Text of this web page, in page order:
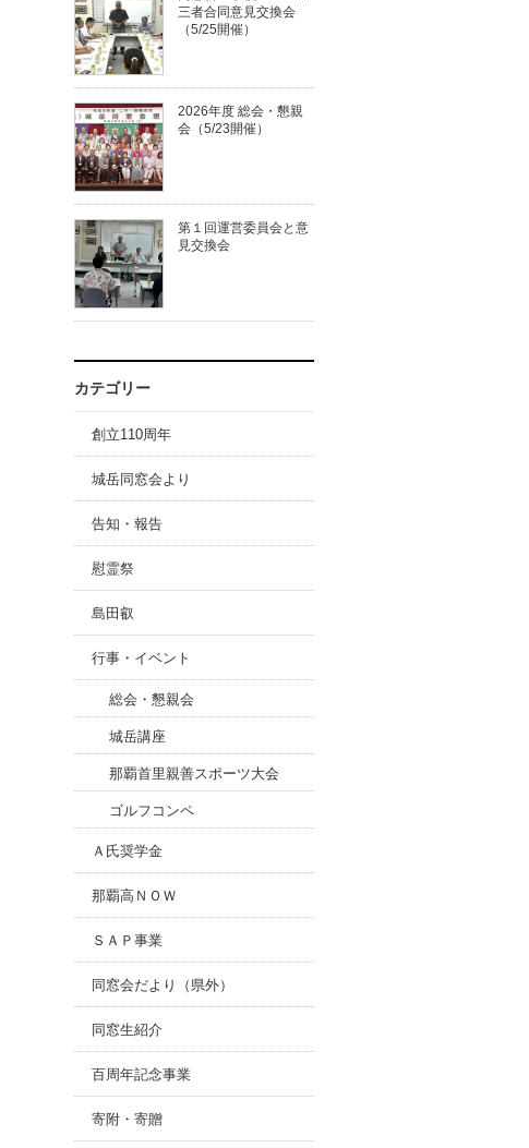
三者合同意見交換会
（5/25開催）
2026年度 総会・懇親
会（5/23開催）
第１回運営委員会と意
見交換会
カテゴリー
創立110周年
城岳同窓会より
告知・報告
慰霊祭
島田叡
行事・イベント
総会・懇親会
城岳講座
那覇首里親善スポーツ大会
ゴルフコンペ
Ａ氏奨学金
那覇高ＮＯＷ
ＳＡＰ事業
同窓会だより（県外）
同窓生紹介
百周年記念事業
寄附・寄贈